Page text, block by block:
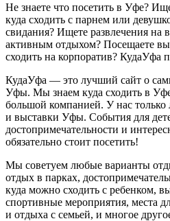
Не знаете что посетить в Уфе?
куда сходить с парнем или
свидания? Ищете развлечения на
активным отдыхом? Посещаете
сходить на корпоратив? КудаУфа
КудаУфа — это лучший сайт о
Уфы. Мы знаем куда сходить в
большой компанией. У нас
и выставки Уфы. События для
достопримечательности и
обязательно стоит посетить!
Мы советуем любые варианты
отдых в парках,
куда можно сходить с ребенком,
спортивные мероприятия, места
и отдыха с семьей, и многое